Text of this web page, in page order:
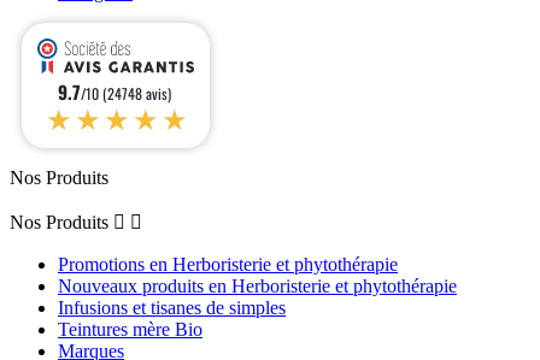
9.7/10 (24748 avis)
★★★★★
Nos Produits
Nos Produits  
Promotions en Herboristerie et phytothérapie
Nouveaux produits en Herboristerie et phytothérapie
Infusions et tisanes de simples
Teintures mère Bio
Marques